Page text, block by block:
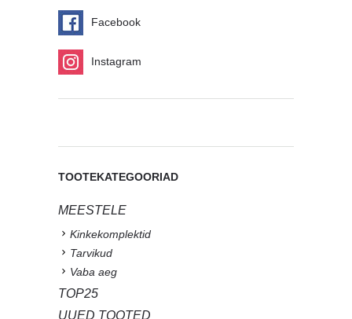
Facebook
Instagram
TOOTEKATEGOORIAD
MEESTELE
Kinkekomplektid
Tarvikud
Vaba aeg
TOP25
UUED TOOTED